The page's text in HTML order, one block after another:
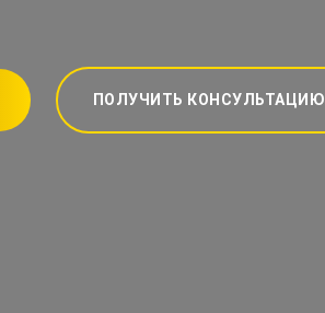
ПОЛУЧИТЬ КОНСУЛЬТАЦИЮ